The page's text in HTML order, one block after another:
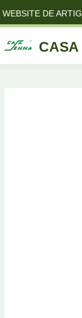
WEBSITE DE
CASA